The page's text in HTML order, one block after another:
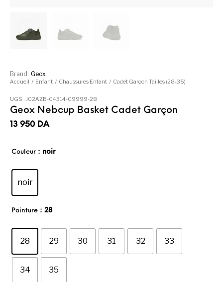
Accueil / Enfant / Chaussures Enfant / Cadet Garçon Tailles (28-35)
Geox Nebcup Basket Cadet Garçon
13 950 DA
Couleur : noir
noir
Pointure : 28
28 29 30 31 32 33
34 35
UGS : J02AZB-04314-C9999-28
Brand: Geox